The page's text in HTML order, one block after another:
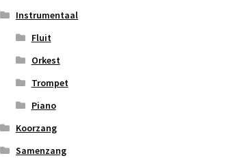
Instrumentaal
Fluit
Orkest
Trompet
Piano
Koorzang
Samenzang